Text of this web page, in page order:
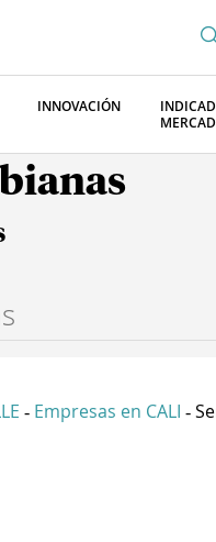
INNOVACIÓN
- Empresas en CALI -